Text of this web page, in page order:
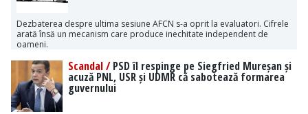
Dezbaterea despre ultima sesiune AFCN s-a oprit la evaluatori. Cifrele
arată însă un mecanism care produce inechitate independent de
oameni.
Scandal /PSD îl respinge pe Siegfried Mureșan și
acuză PNL, USR și UDMR că sabotează formarea
guvernului